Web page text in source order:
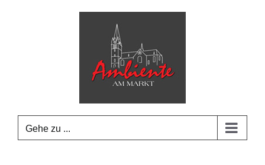
Gehe zu ...